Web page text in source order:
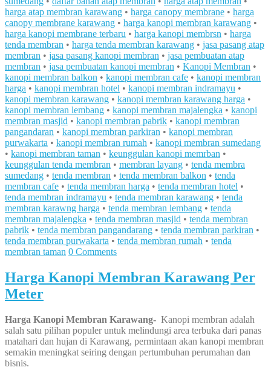
harga atap membran karawang • harga canopy membrane • harga
canopy membrane karawang • harga kanopi membran karawang •
harga kanopi membrane terbaru • harga kanopi membrsn • harga
tenda membran • harga tenda membran karawang • jasa pasang atap
membran • jasa pasang kanopi membran • jasa pembuatan atap
membran • jasa pembuatan kanopi membran • Kanopi Membran •
kanopi membran balkon • kanopi membran cafe • kanopi membran
harga • kanopi membran hotel • kanopi membran indramayu •
kanopi membran karawang • kanopi membran karawang harga •
kanopi membran lembang • kanopi membran majalengka • kanopi
membran masjid • kanopi membran pabrik • kanopi membran
pangandaran • kanopi membran parkiran • kanopi membran
purwakarta • kanopi membran rumah • kanopi membran sumedang
• kanopi membran taman • keunggulan kanopi memrban •
keunggulan tenda membran • membran layang • tenda membra
sumedang • tenda membran • tenda membran balkon • tenda
membran cafe • tenda membran harga • tenda membran hotel •
tenda membran indramayu • tenda membran karawang • tenda
membran karawng harga • tenda membran lembang • tenda
membran majalengka • tenda membran masjid • tenda membran
pabrik • tenda membran pangandarang • tenda membran parkiran •
tenda membran purwakarta • tenda membran rumah • tenda
membran taman 0 Comments
Harga Kanopi Membran Karawang Per
Meter
Harga Kanopi Membran Karawang- Kanopi membran adalah
salah satu pilihan populer untuk melindungi area terbuka dari panas
matahari dan hujan di Karawang, permintaan akan kanopi membran
semakin meningkat seiring dengan pertumbuhan perumahan dan
bisnis.